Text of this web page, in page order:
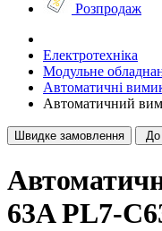
Розпродаж
Електротехніка
Модульне
Автоматичні
Автоматичний
Швидке замовлення До
63A PL7-